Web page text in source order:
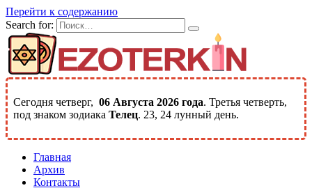
Перейти к содержанию
Search for:
Сегодня четверг, 06 Августа 2026 года. Третья четверть,
под знаком зодиака Телец. 23, 24 лунный день.
Главная
Архив
Контакты